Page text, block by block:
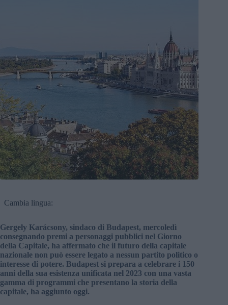
Cambia lingua:
Gergely Karácsony, sindaco di Budapest, mercoledì
consegnando premi a personaggi pubblici nel Giorno
della Capitale, ha affermato che il futuro della capitale
nazionale non può essere legato a nessun partito politico o
interesse di potere. Budapest si prepara a celebrare i 150
anni della sua esistenza unificata nel 2023 con una vasta
gamma di programmi che presentano la storia della
capitale, ha aggiunto oggi.